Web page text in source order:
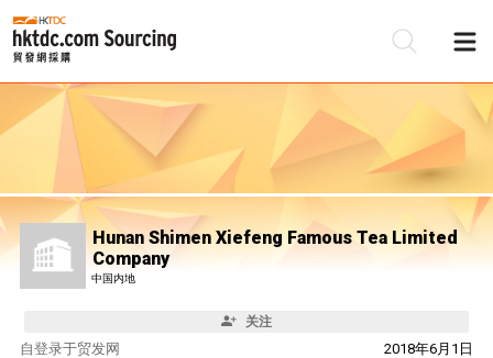
Hunan Shimen Xiefeng Famous Tea Limited
Company
中国内地
关注
自 2018年6月1日
登录于贸发网